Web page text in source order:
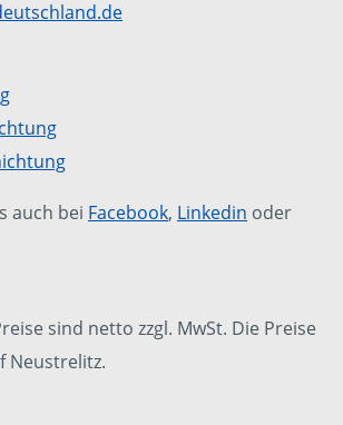
auch bei Facebook, Linkedin oder
sind netto zzgl. MwSt. Die Preise
Neustrelitz.